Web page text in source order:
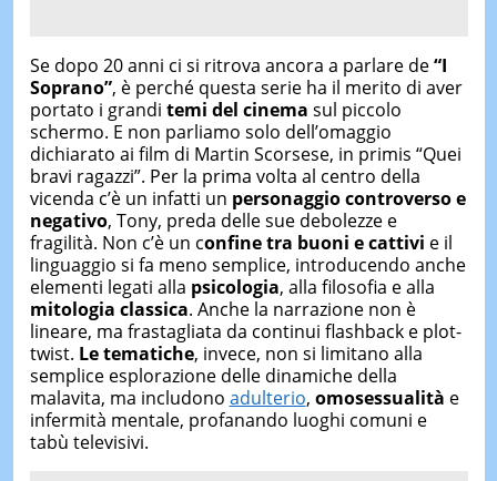
Se dopo 20 anni ci si ritrova ancora a parlare de“I
Soprano”, è perché questa serie ha il merito di aver
portato i grandi temi del cinema sul piccolo
schermo. E non parliamo solo dell’omaggio
dichiarato ai film di Martin Scorsese, in primis “Quei
bravi ragazzi”. Per la prima volta al centro della
vicenda c’è un infatti un personaggio controverso e
negativo, Tony, preda delle sue debolezze e
fragilità. Non c’è un confine tra buoni e cattivi e il
linguaggio si fa meno semplice, introducendo anche
elementi legati alla psicologia, alla filosofia e alla
mitologia classica. Anche la narrazione non è
lineare, ma frastagliata da continui flashback e plot-
twist. Le tematiche, invece, non si limitano alla
semplice esplorazione delle dinamiche della
malavita, ma includono adulterio, omosessualità e
infermità mentale, profanando luoghi comuni e
tabù televisivi.